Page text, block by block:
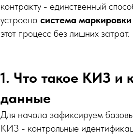
контракту - единственный
устроена система
этот процесс без лишних затрат.
1. Что такое КИЗ и
данные
Для начала зафиксируем
КИЗ - контрольные